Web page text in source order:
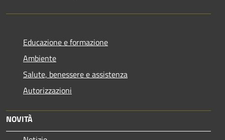
Educazione e formazione
Ambiente
Salute, benessere e assistenza
Autorizzazioni
NOVITÀ